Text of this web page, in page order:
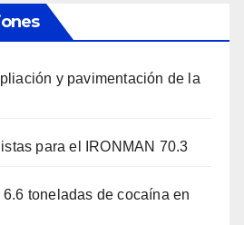
y pavimentación de la
para el IRONMAN 70.3
toneladas de cocaína en